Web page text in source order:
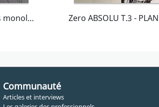
Carthago tome 4 les monolithes de Koubé - pl 22
Communauté
Articles et interviews